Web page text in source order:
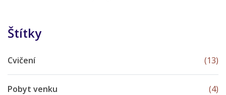
Štítky
Cvičení (13)
Pobyt venku (4)